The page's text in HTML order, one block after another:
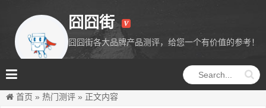
囧囧街
囧囧街各大品牌产品测评，给您一个有价值的参考！
首页 » 热门测评 » 正文内容